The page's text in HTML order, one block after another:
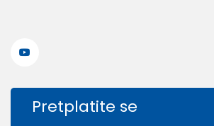
Pretplatite se